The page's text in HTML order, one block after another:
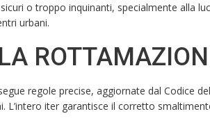
o troppo inquinanti, specialmente alla
urbani.
regole precise, aggiornate dal Codice
L’intero iter garantisce il corretto